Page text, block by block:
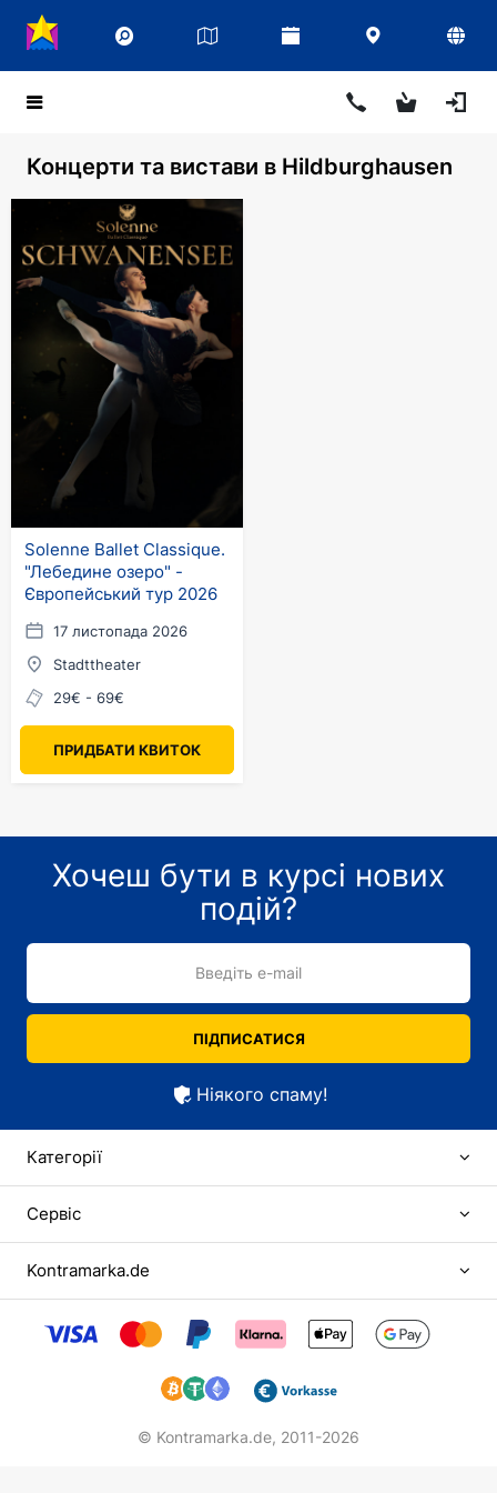
Концерти та вистави в Hildburghausen
Solenne Ballet Classique.
"Лебедине озеро" -
Європейський тур 2026
17 листопада 2026
Stadttheater
29€ - 69€
ПРИДБАТИ КВИТОК
Хочеш бути в курсі нових
подій?
Введіть e-mail
ПІДПИСАТИСЯ
Ніякого спаму!
Категорії
Сервіс
Kontramarka.de
© Kontramarka.de, 2011-2026